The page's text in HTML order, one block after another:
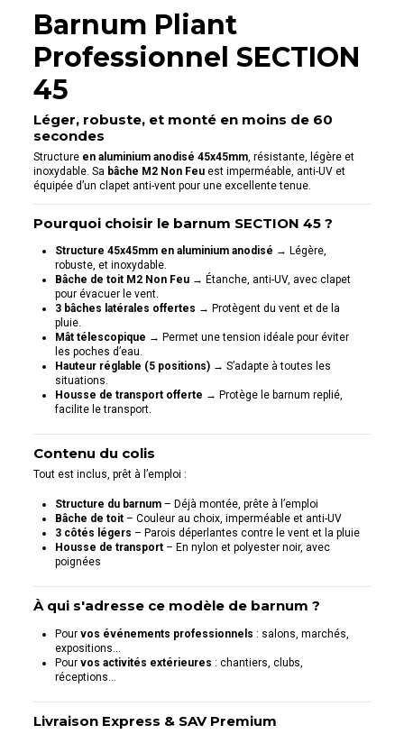
Barnum Pliant
Professionnel SECTION
45
Léger, robuste, et monté en moins de 60
secondes
Structure en aluminium anodisé 45x45mm, résistante, légère et
inoxydable. Sa bâche M2 Non Feu est imperméable, anti-UV et
équipée d’un clapet anti-vent pour une excellente tenue.
Pourquoi choisir le barnum SECTION 45 ?
Structure 45x45mm en aluminium anodisé → Légère,
robuste, et inoxydable.
Bâche de toit M2 Non Feu → Étanche, anti-UV, avec clapet
pour évacuer le vent.
3 bâches latérales offertes → Protègent du vent et de la
pluie.
Mât télescopique → Permet une tension idéale pour éviter
les poches d’eau.
Hauteur réglable (5 positions) → S’adapte à toutes les
situations.
Housse de transport offerte → Protège le barnum replié,
facilite le transport.
Contenu du colis
Tout est inclus, prêt à l’emploi :
Structure du barnum – Déjà montée, prête à l’emploi
Bâche de toit – Couleur au choix, imperméable et anti-UV
3 côtés légers – Parois déperlantes contre le vent et la pluie
Housse de transport – En nylon et polyester noir, avec
poignées
À qui s'adresse ce modèle de barnum ?
Pourvos événements professionnels : salons, marchés,
expositions…
Pourvos activités extérieures : chantiers, clubs,
réceptions…
Livraison Express & SAV Premium